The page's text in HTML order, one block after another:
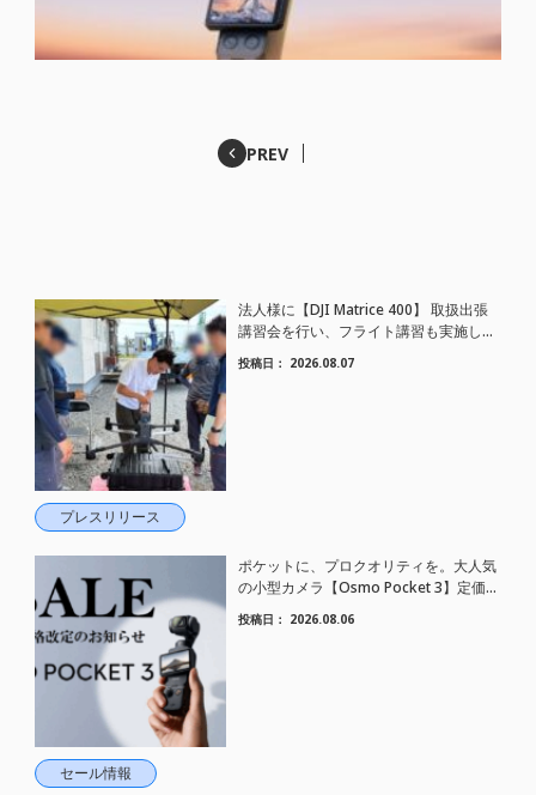
PREV
プレスリリース
法人様に【DJI Matrice 400】 取扱出張
講習会を行い、フライト講習も実施しま
した。
投稿日： 2026.08.07
セール情報
ポケットに、プロクオリティを。大人気
の小型カメラ【Osmo Pocket 3】定価が
さらにお値下げされました！
投稿日： 2026.08.06